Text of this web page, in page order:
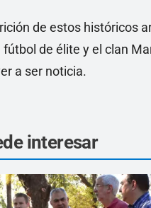
de estos históricos
fútbol de élite y el clan
a ser noticia.
interesar